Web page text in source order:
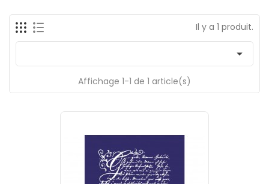
Il y a 1 produit.

Affichage 1-1 de 1 article(s)